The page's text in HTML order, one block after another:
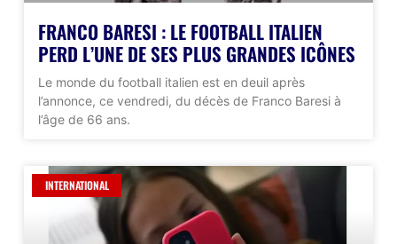
FRANCO BARESI : LE FOOTBALL ITALIEN
PERD L’UNE DE SES PLUS GRANDES ICÔNES
Le monde du football italien est en deuil après
l’annonce, ce vendredi, du décès de Franco Baresi à
l’âge de 66 ans.
INTERNATIONAL